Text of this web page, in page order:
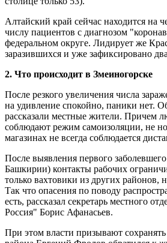
Алтайский край сейчас находится на
числу пациентов с диагнозом
федеральном округе. Лидирует же
заразившихся и уже зафиксировано
2. Что происходит в Змеиногорске
После резкого увеличения числа
на удивление спокойно, паники нет.
рассказали местные жители. Причем
соблюдают режим самоизоляции, не
магазинах не всегда соблюдается
После выявления первого
Башкирии) контакты рабочих
только вахтовики из других районов,
Так что опасения по поводу
есть, рассказал секретарь местного
Россия" Борис Афанасьев.
При этом власти призывают сохранять